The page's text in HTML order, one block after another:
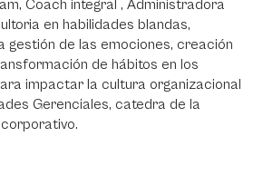
Coach integral , Administradora
en habilidades blandas,
gestión de las emociones, creación
de hábitos en los
impactar la cultura organizacional
Gerenciales, catedra de la